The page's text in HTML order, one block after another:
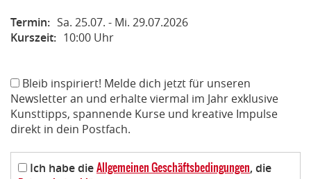
Termin: Sa. 25.07. - Mi. 29.07.2026
Kurszeit: 10:00 Uhr
Bleib inspiriert! Melde dich jetzt für unseren
Newsletter an und erhalte viermal im Jahr exklusive
Kunsttipps, spannende Kurse und kreative Impulse
direkt in dein Postfach.
Ich habe dieAllgemeinen Geschäftsbedingungen, die